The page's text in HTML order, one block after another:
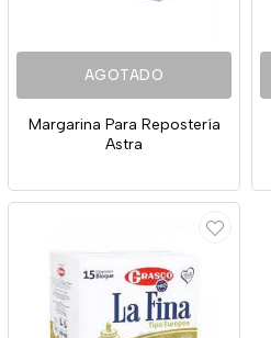
AGOTADO
Margarina Para Repostería
Astra